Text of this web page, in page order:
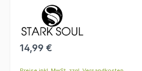
Regulärer Preis:
14,99 €